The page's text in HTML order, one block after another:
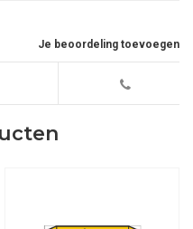
Je beoordeling toevoegen